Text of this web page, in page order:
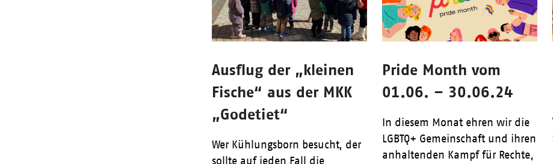
Ausflug der „kleinen
Fische“ aus der MKK
„Godetiet“
Wer Kühlungsborn besucht, der
sollte auf jeden Fall die
Pride Month vom
01.06. – 30.06.24
In diesem Monat ehren wir die
LGBTQ+ Gemeinschaft und ihren
anhaltenden Kampf für Rechte,